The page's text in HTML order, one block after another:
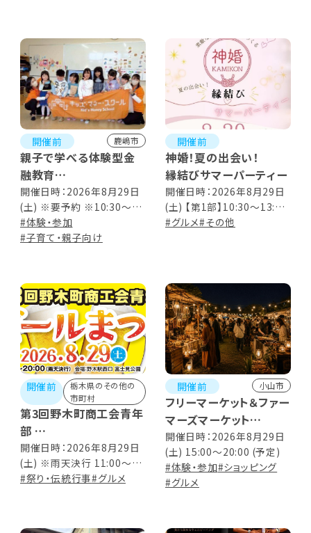
開催前 鹿嶋市
親子で学べる体験型金
融教育
おみせやさんごっこ
開催日時：2026年8月29日
(土) ※要予約 ※10:30～
12:30
#体験・参加
#子育て・親子向け
開催前
神婚！夏の出会い！
縁結びサマーパーティー
開催日時：2026年8月29日
(土) 【第1部】10:30～13:00
【第2部】14:30～17:00 ※受
#グルメ#その他
開催前
栃木県のその他の
市町村
第3回野木町商工会青年
部
ビールまつり
開催日時：2026年8月29日
(土) ※雨天決行 11:00～
20:00
#祭り・伝統行事#グルメ
開催前 小山市
フリーマーケット＆ファー
マーズマーケット
第57回 おやまいち
開催日時：2026年8月29日
(土) 15:00～20:00 (予定)
#体験・参加#ショッピング
#グルメ